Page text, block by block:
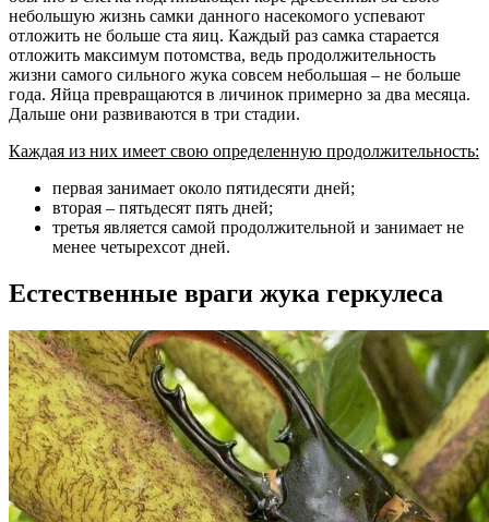
небольшую жизнь самки данного насекомого успевают
отложить не больше ста яиц. Каждый раз самка старается
отложить максимум потомства, ведь продолжительность
жизни самого сильного жука совсем небольшая – не больше
года. Яйца превращаются в личинок примерно за два месяца.
Дальше они развиваются в три стадии.
Каждая из них имеет свою определенную продолжительность:
первая занимает около пятидесяти дней;
вторая – пятьдесят пять дней;
третья является самой продолжительной и занимает не
менее четырехсот дней.
Естественные враги жука геркулеса